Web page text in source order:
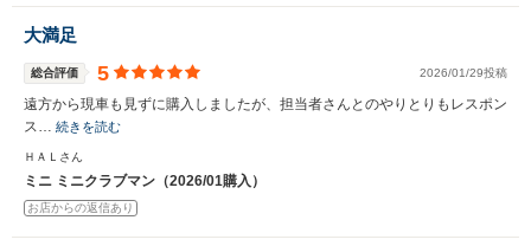
大満足
総合評価 5 2026/01/29投稿
遠方から現車も見ずに購入しましたが、担当者さんとのやりとりもレスポン
ス… 続きを読む
ＨＡＬさん
ミニ ミニクラブマン（2026/01購入）
お店からの返信あり